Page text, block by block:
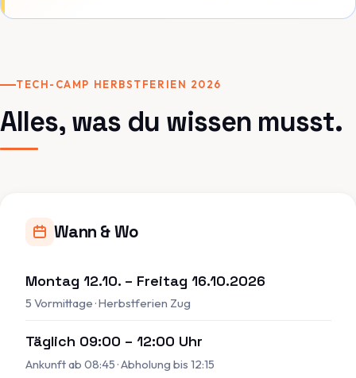
TECH-CAMP HERBSTFERIEN 2026
Alles, was du wissen musst.
Wann & Wo
Montag 12.10. – Freitag 16.10.2026
5 Vormittage · Herbstferien Zug
Täglich 09:00 – 12:00 Uhr
Ankunft ab 08:45 · Abholung bis 12:15